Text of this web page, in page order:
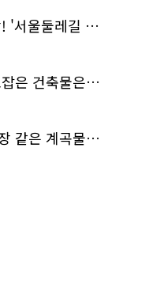
이것이 천연 냉방! '서울둘레길 9코스'로 숲속 피서 떠나볼까
나의 마음을 사로잡은 건축물은? '서울시 건축상' 수상작 공개!
한여름에도 얼음장 같은 계곡물! 서울 '진관사 계곡'이 천국이네~